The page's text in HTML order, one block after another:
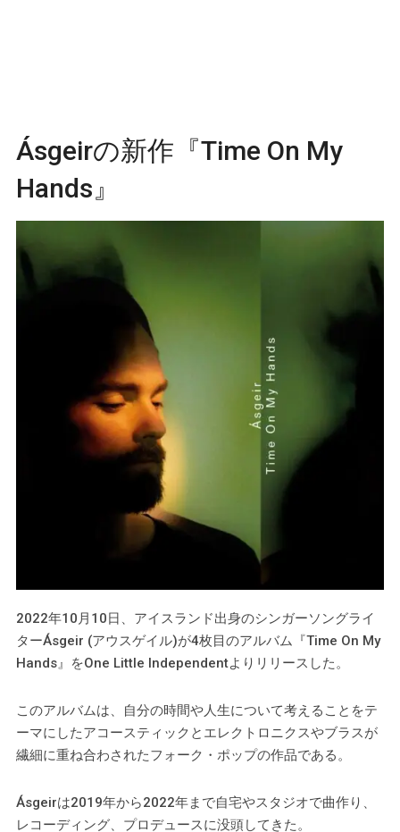
Ásgeirの新作『Time On My
Hands』
2022年10月10日、アイスランド出身のシンガーソングライ
ターÁsgeir (アウスゲイル)が4枚目のアルバム『Time On My
Hands』をOne Little Independentよりリリースした。
このアルバムは、自分の時間や人生について考えることをテ
ーマにしたアコースティックとエレクトロニクスやブラスが
繊細に重ね合わされたフォーク・ポップの作品である。
Ásgeirは2019年から2022年まで自宅やスタジオで曲作り、
レコーディング、プロデュースに没頭してきた。